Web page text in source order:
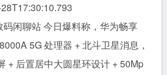
码闲聊站 今日爆料称，华为畅享
5G 处理器 + 北斗卫星消息，
+ 后置居中大圆星环设计 + 50Mp